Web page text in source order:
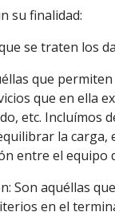
su finalidad:
se traten los
que
que en ella
etc. Incluímos
la
entre el
Son aquéllas
en el